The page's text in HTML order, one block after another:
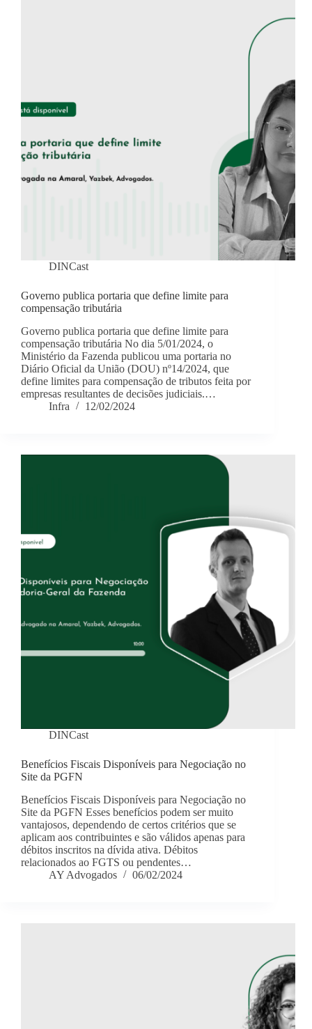
DINCast
Governo publica portaria que define limite para
compensação tributária
Governo publica portaria que define limite para
compensação tributária No dia 5/01/2024, o
Ministério da Fazenda publicou uma portaria no
Diário Oficial da União (DOU) nº14/2024, que
define limites para compensação de tributos feita por
empresas resultantes de decisões judiciais.…
Infra
12/02/2024
DINCast
Benefícios Fiscais Disponíveis para Negociação no
Site da PGFN
Benefícios Fiscais Disponíveis para Negociação no
Site da PGFN Esses benefícios podem ser muito
vantajosos, dependendo de certos critérios que se
aplicam aos contribuintes e são válidos apenas para
débitos inscritos na dívida ativa. Débitos
relacionados ao FGTS ou pendentes…
AY Advogados
06/02/2024